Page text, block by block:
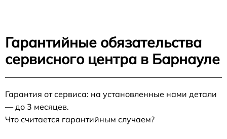
Гарантийные обязательства
сервисного центра в Барнауле
Гарантия от сервиса: на установленные нами детали
— до 3 месяцев.
Что считается гарантийным случаем?